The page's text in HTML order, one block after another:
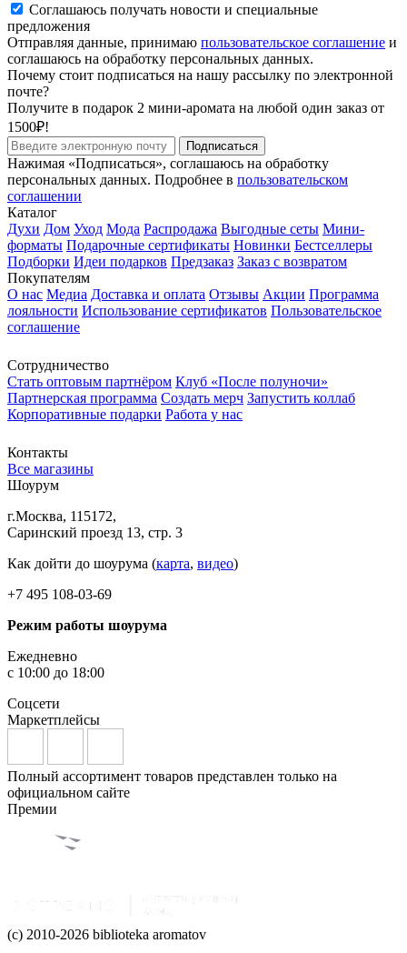
Соглашаюсь получать новости и специальные
предложения
Отправляя данные, принимаю пользовательское соглашение и
соглашаюсь на обработку персональных данных.
Почему стоит подписаться на нашу рассылку по электронной
почте?
Получите в подарок 2 мини-аромата на любой один заказ от
1500₽!
Подписаться
Нажимая «Подписаться», соглашаюсь на обработку
персональных данных. Подробнее в пользовательском
соглашении
Каталог
Духи Дом Уход Мода Распродажа Выгодные сеты Мини-
форматы Подарочные сертификаты Новинки Бестселлеры
Подборки Идеи подарков Предзаказ Заказ с возвратом
Покупателям
О нас Медиа Доставка и оплата Отзывы Акции Программа
лояльности Использование сертификатов Пользовательское
соглашение
Сотрудничество
Стать оптовым партнёром Клуб «После полуночи»
Партнерская программа Создать мерч Запустить коллаб
Корпоративные подарки Работа у нас
Контакты
Все магазины
Шоурум
г.Москва, 115172,
Саринский проезд 13, стр. 3
Как дойти до шоурума (карта, видео)
+7 495 108-03-69
Режим работы шоурума
Ежедневно
с 10:00 до 18:00
Соцсети
Маркетплейсы
Полный ассортимент товаров представлен только на
официальном сайте
Премии
(c) 2010-2026 biblioteka aromatov